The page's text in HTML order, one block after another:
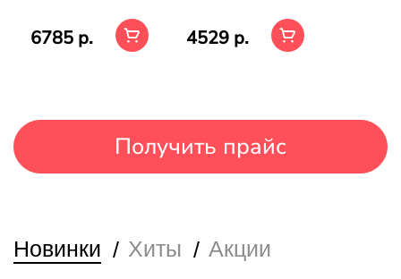
6785 р. 4529 р.
Получить прайс
Новинки Хиты Акции